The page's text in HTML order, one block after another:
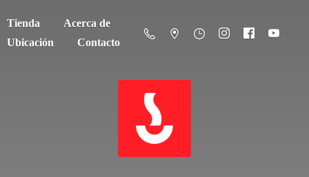
Tienda
Acerca de
Ubicación
Contacto